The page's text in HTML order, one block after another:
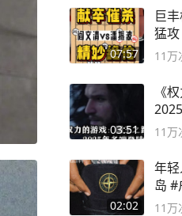
07:57
巨丰杯 勇弃双马
猛攻 献卒催杀 潘大师精妙入
局
11万
03:51
《
概要
11万
02:02
年
岛
球
11万